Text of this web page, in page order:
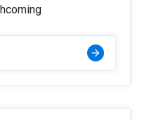
arrow_forward